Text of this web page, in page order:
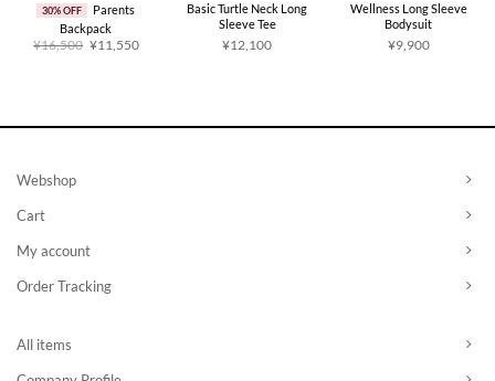
30% OFF
Parents
Backpack
¥16,500 原
¥11,550当
Basic Turtle Neck Long
Sleeve Tee
¥12,100
Wellness Long Sleeve
Bodysuit
¥9,900
Webshop
Cart
My account
Order Tracking
All items